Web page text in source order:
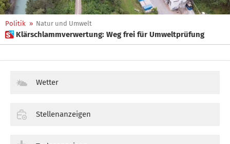
Politik » Natur und Umwelt
 Klärschlammverwertung: Weg frei für Umweltprüfung
Wetter
Stellenanzeigen